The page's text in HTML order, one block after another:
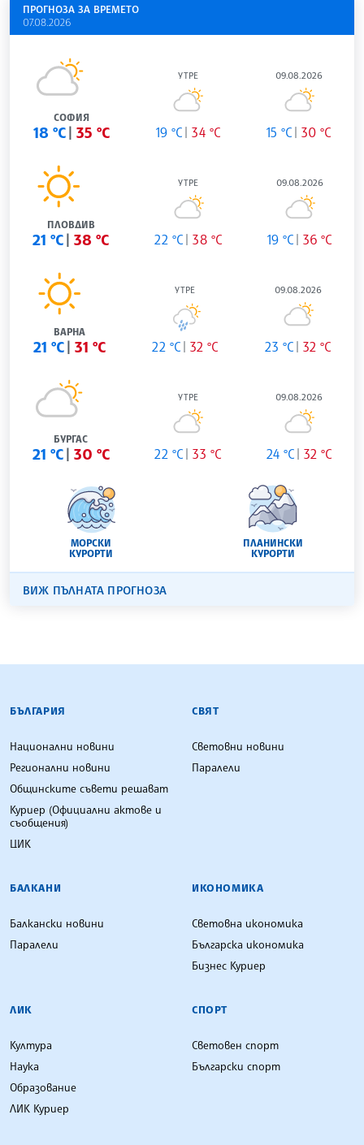
ПРОГНОЗА ЗА ВРЕМЕТО
07.08.2026
СОФИЯ
18 °C 35 °C
УТРЕ
19 °C 34 °C
09.08.2026
15 °C 30 °C
ПЛОВДИВ
21 °C 38 °C
УТРЕ
22 °C 38 °C
09.08.2026
19 °C 36 °C
ВАРНА
21 °C 31 °C
УТРЕ
22 °C 32 °C
09.08.2026
23 °C 32 °C
БУРГАС
21 °C 30 °C
УТРЕ
22 °C 33 °C
09.08.2026
24 °C 32 °C
МОРСКИ
КУРОРТИ
ПЛАНИНСКИ
КУРОРТИ
ВИЖ ПЪЛНАТА ПРОГНОЗА
БЪЛГАРСКА ТЕЛЕГРАФНА АГЕНЦИЯ
БЪЛГАРИЯ
Национални новини
Регионални новини
Общинските съвети решават
Куриер (Официални актове и
съобщения)
ЦИК
СВЯТ
Световни новини
Паралели
БАЛКАНИ
Балкански новини
Паралели
ИКОНОМИКА
Световна икономика
Българска икономика
Бизнес Куриер
ЛИК
Култура
Наука
Образование
ЛИК Куриер
СПОРТ
Световен спорт
Български спорт